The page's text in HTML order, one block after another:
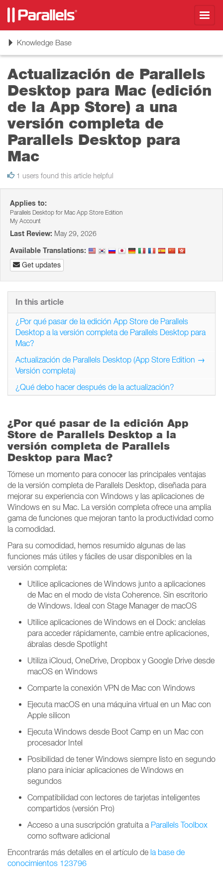
ToggleKnowledge Base
Actualización de Parallels
Desktop para Mac (edición
de la App Store) a una
versión completa de
Parallels Desktop para
Mac
1 users found this article helpful
Applies to:
Parallels Desktop for Mac App Store Edition
My Account
Last Review: May 29, 2026
Available Translations:
Get updates
¿Por qué pasar de la edición App
Store de Parallels Desktop a la
versión completa de Parallels
Desktop para Mac?
Tómese un momento para conocer las principales ventajas
de la versión completa de Parallels Desktop, diseñada para
mejorar su experiencia con Windows y las aplicaciones de
Windows en su Mac. La versión completa ofrece una amplia
gama de funciones que mejoran tanto la productividad como
la comodidad.
Para su comodidad, hemos resumido algunas de las
funciones más útiles y fáciles de usar disponibles en la
versión completa:
Utilice aplicaciones de Windows junto a aplicaciones
de Mac en el modo de vista Coherence. Sin escritorio
de Windows. Ideal con Stage Manager de macOS
Utilice aplicaciones de Windows en el Dock: anclelas
para acceder rápidamente, cambie entre aplicaciones,
ábralas desde Spotlight
Utiliza iCloud, OneDrive, Dropbox y Google Drive desde
macOS en Windows
Comparte la conexión VPN de Mac con Windows
Ejecuta macOS en una máquina virtual en un Mac con
Apple silicon
Ejecuta Windows desde Boot Camp en un Mac con
procesador Intel
Posibilidad de tener Windows siempre listo en segundo
plano para iniciar aplicaciones de Windows en
segundos
Compatibilidad con lectores de tarjetas inteligentes
compartidos (versión Pro)
Acceso a una suscripción gratuita a Parallels Toolbox
como software adicional
Encontrarás más detalles en el artículo de la base de
conocimientos 123796
In this article
¿Por qué pasar de la edición App Store de Parallels
Desktop a la versión completa de Parallels Desktop para
Mac?
Actualización de Parallels Desktop (App Store Edition →
Versión completa)
¿Qué debo hacer después de la actualización?